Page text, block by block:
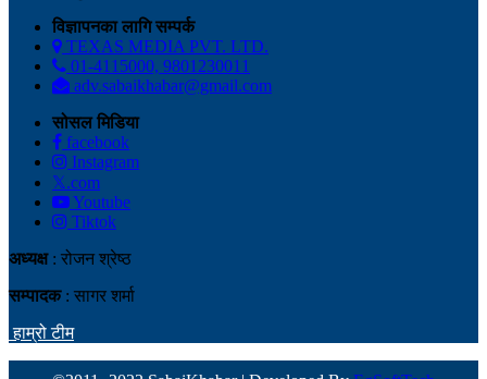
विज्ञापनका लागि सम्पर्क
TEXAS MEDIA PVT. LTD.
01-4115000, 9801230011
adv.sabaikhabar@gmail.com
सोसल मिडिया
facebook
Instagram
𝕏.com
Youtube
Tiktok
अध्यक्ष: रोजन श्रेष्ठ
सम्पादक: सागर शर्मा
हाम्रो टीम